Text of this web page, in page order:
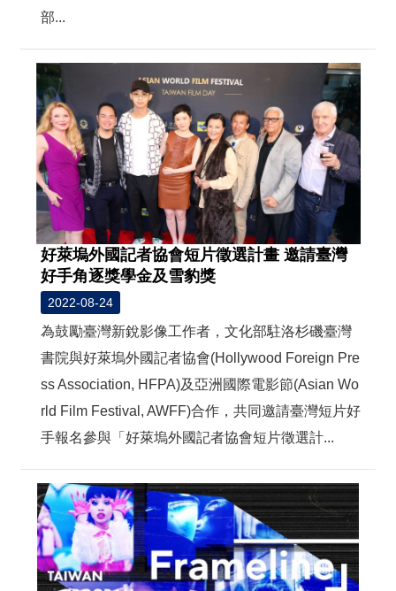
部...
好萊塢外國記者協會短片徵選計畫 邀請臺灣
好手角逐獎學金及雪豹獎
2022-08-24
為鼓勵臺灣新銳影像工作者，文化部駐洛杉磯臺灣
書院與好萊塢外國記者協會(Hollywood Foreign Pre
ss Association, HFPA)及亞洲國際電影節(Asian Wo
rld Film Festival, AWFF)合作，共同邀請臺灣短片好
手報名參與「好萊塢外國記者協會短片徵選計...